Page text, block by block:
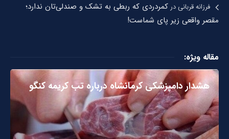
فرزانه قربانیدر کمردردی که ربطی به تشک و صندلی‌تان ندارد؛
مقصر واقعی زیر پای شماست!
مقاله ویژه:
هشدار دامپزشکی کرمانشاه درباره تب کریمه کنگو